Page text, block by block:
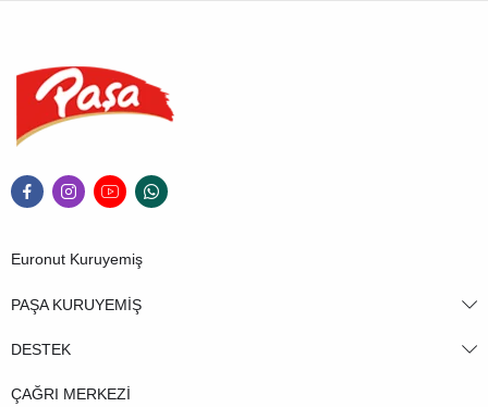
Euronut Kuruyemiş
PAŞA KURUYEMİŞ
DESTEK
ÇAĞRI MERKEZİ